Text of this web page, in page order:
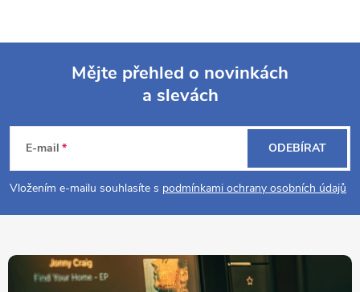
p
a
t
Mějte přehled o novinkách
a slevách
E-mail
Vložením e-mailu souhlasíte s podmínkami ochrany osobních údajů
ODEBÍRAT